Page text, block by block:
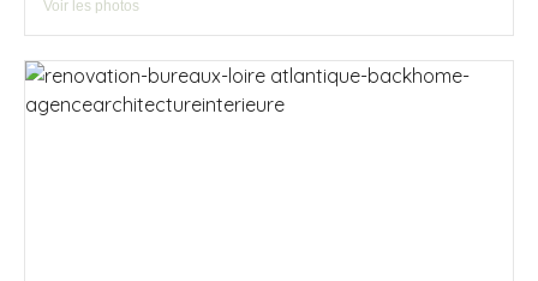
Voir les photos